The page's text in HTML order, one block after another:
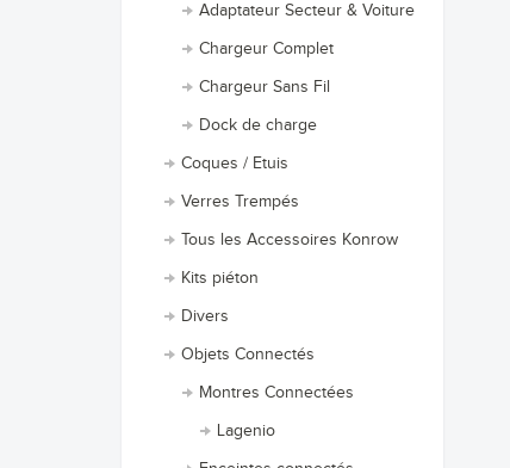
Adaptateur Secteur & Voiture
Chargeur Complet
Chargeur Sans Fil
Dock de charge
Coques / Etuis
Verres Trempés
Tous les Accessoires Konrow
Kits piéton
Divers
Objets Connectés
Montres Connectées
Lagenio